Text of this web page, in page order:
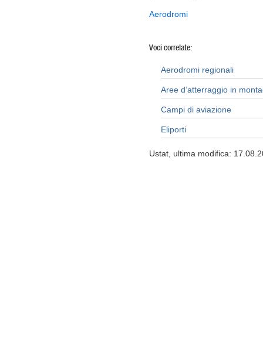
Aerodromi
Voci correlate:
Aerodromi regionali
Aree d’atterraggio in
Campi di aviazione
Eliporti
Ustat, ultima modifica: